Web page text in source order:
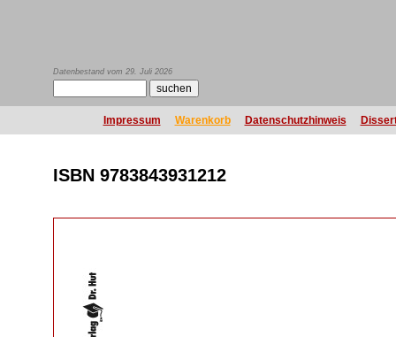
Datenbestand vom 29. Juli 2026
Impressum Warenkorb Datenschutzhinweis
ISBN 9783843931212